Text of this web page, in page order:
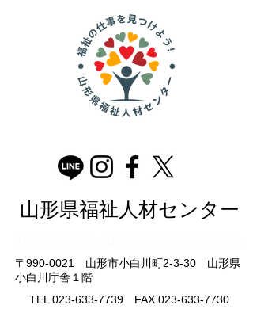
山形県福祉人材センター
〒990-0021 山形市小白川町2-3-30 山形県
小白川庁舎１階
TEL 023-633-7739 FAX 023-633-7730